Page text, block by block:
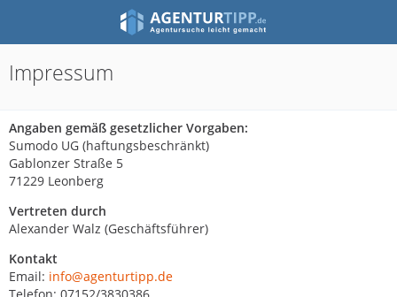
Impressum
Angaben gemäß gesetzlicher Vorgaben:
Sumodo UG (haftungsbeschränkt)
Gablonzer Straße 5
71229 Leonberg
Vertreten durch
Alexander Walz (Geschäftsführer)
Kontakt
Email: info@agenturtipp.de